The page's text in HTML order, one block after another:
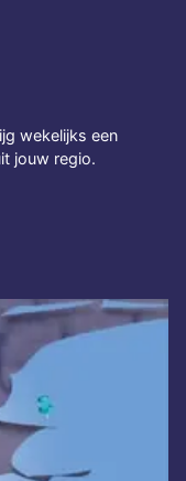
wekelijks een
jouw regio.